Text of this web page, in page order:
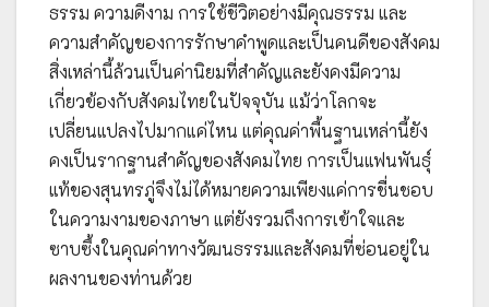
ธรรม ความดีงาม การใช้ชีวิตอย่างมีคุณธรรม และ
ความสำคัญของการรักษาคำพูดและเป็นคนดีของสังคม
สิ่งเหล่านี้ล้วนเป็นค่านิยมที่สำคัญและยังคงมีความ
เกี่ยวข้องกับสังคมไทยในปัจจุบัน แม้ว่าโลกจะ
เปลี่ยนแปลงไปมากแค่ไหน แต่คุณค่าพื้นฐานเหล่านี้ยัง
คงเป็นรากฐานสำคัญของสังคมไทย การเป็นแฟนพันธุ์
แท้ของสุนทรภู่จึงไม่ได้หมายความเพียงแค่การชื่นชอบ
ในความงามของภาษา แต่ยังรวมถึงการเข้าใจและ
ซาบซึ้งในคุณค่าทางวัฒนธรรมและสังคมที่ซ่อนอยู่ใน
ผลงานของท่านด้วย